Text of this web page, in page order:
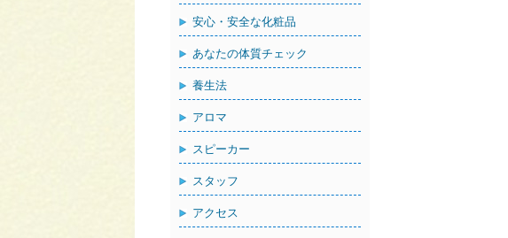
安心・安全な化粧品
あなたの体質チェック
養生法
アロマ
スピーカー
スタッフ
アクセス